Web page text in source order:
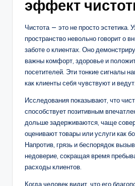
эффект
Чистота — это не просто эстетика.
пространство невольно говорит о
заботе о клиентах. Оно
важны комфорт, здоровье и
посетителей. Эти тонкие сигналы
как клиенты себя чувствуют и ведут.
Исследования показывают, что
способствует позитивным
дольше задерживаются, чаще
оценивают товары или услуги как
Напротив, грязь и беспорядок
недоверие, сокращая время
расходы клиентов.
Когда человек видит, что его